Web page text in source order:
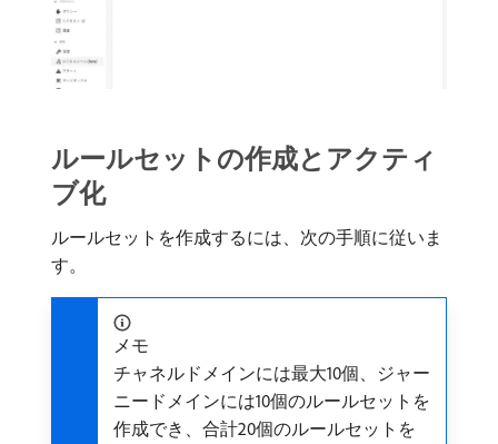
ルールセットの作成とアクティ
ブ化
ルールセットを作成するには、次の手順に従いま
す。
メモ
チャネルドメインには最大10個、ジャー
ニードメインには10個のルールセットを
作成でき、合計20個のルールセットを